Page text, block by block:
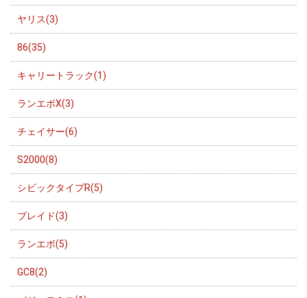
ヤリス(3)
86(35)
キャリートラック(1)
ランエボX(3)
チェイサー(6)
S2000(8)
シビックタイプR(5)
ブレイド(3)
ランエボ(5)
GC8(2)